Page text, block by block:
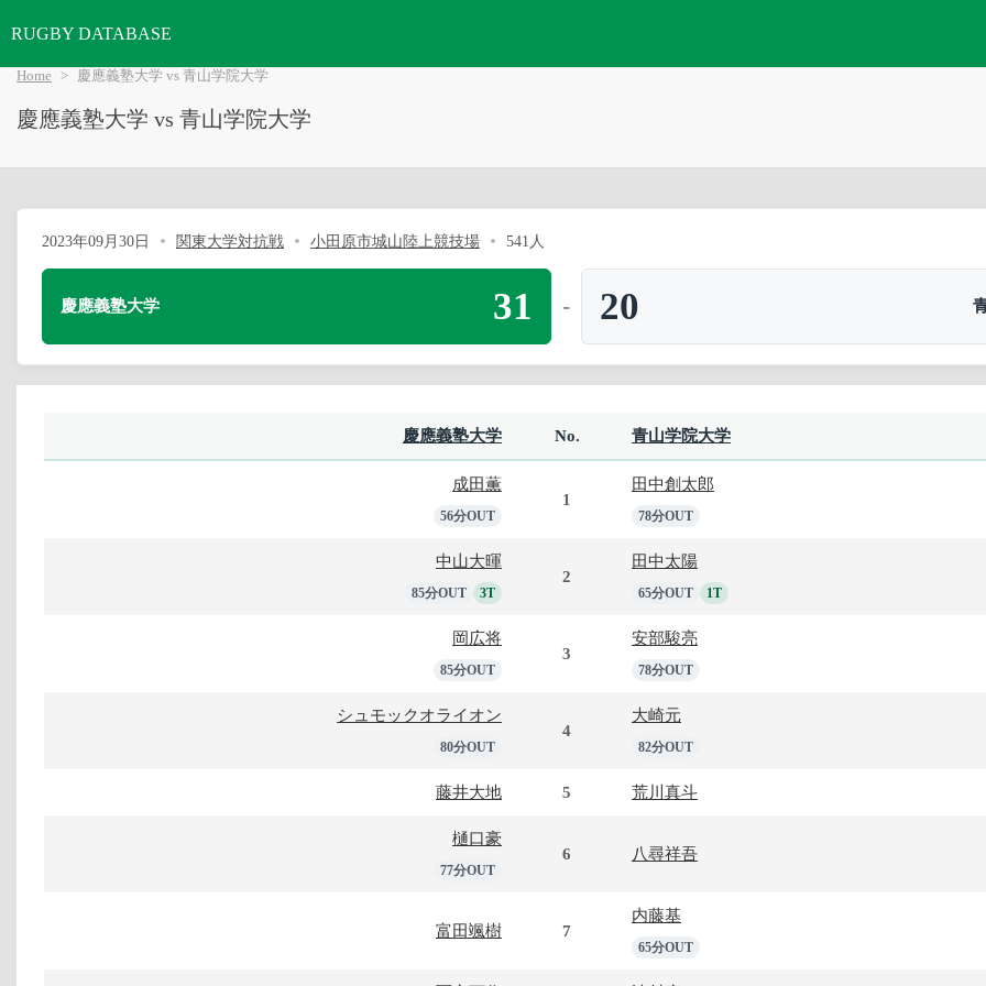
RUGBY DATABASE
Home 慶應義塾大学 vs 青山学院大学
慶應義塾大学 vs 青山学院大学
2023年09月30日 関東大学対抗戦 小田原市城山陸上競技場 541人
慶應義塾大学 31 - 20
慶應義塾大学 No. 青山学院大学
成田薫
56分OUT
1
田中創太郎
78分OUT
中山大暉
85分OUT 3T
2
田中太陽
65分OUT 1T
岡広将
85分OUT
3
安部駿亮
78分OUT
シュモックオライオン
80分OUT
4
大崎元
82分OUT
藤井大地 5 荒川真斗
樋口豪
77分OUT
6 八尋祥吾
富田颯樹 7
内藤基
65分OUT